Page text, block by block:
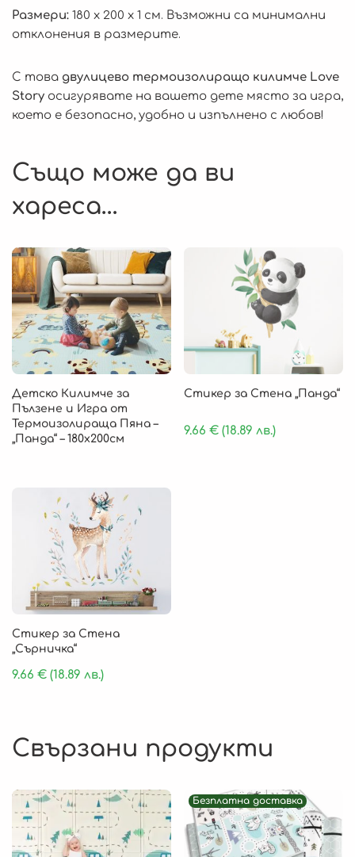
Размери: 180 x 200 x 1 см. Възможни са минимални
отклонения в размерите.
С това двулицево термоизолиращо килимче Love
Story осигурявате на вашето дете място за игра,
което е безопасно, удобно и изпълнено с любов!
Също може да ви
хареса…
Детско Килимче за
Пълзене и Игра от
Термоизолираща Пяна –
„Панда“ – 180х200см
Стикер за Стена „Панда“
9.66€ (18.89 лв.)
Стикер за Стена
„Сърничка“
9.66 € (18.89 лв.)
Свързани продукти
Безплатна доставка